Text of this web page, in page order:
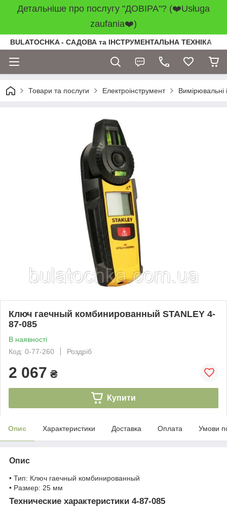
Детальніше про послугу "ДОВІРА"? (❤️Usługa
zaufania❤️)
BULATOCHKA - САДОВА та ІНСТРУМЕНТАЛЬНА ТЕХНІКА
Товари та послуги Електроінструмент Вимірювальні
Ключ гаечный комбинированный STANLEY 4-
87-085
В наявності
Код: 0-77-260
Роздріб
2 067 ₴
Купити
Опис Характеристики Доставка Оплата Умови
Опис
• Тип: Ключ гаечный комбинированный
• Размер: 25 мм
Технические характеристики 4-87-085